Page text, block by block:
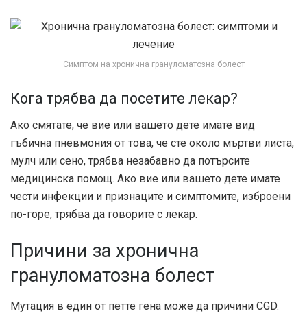
Симптом на хронична грануломатозна болест
Кога трябва да посетите лекар?
Ако смятате, че вие ​​или вашето дете имате вид
гъбична пневмония от това, че сте около мъртви листа,
мулч или сено, трябва незабавно да потърсите
медицинска помощ. Ако вие или вашето дете имате
чести инфекции и признаците и симптомите, изброени
по-горе, трябва да говорите с лекар.
Причини за хронична
грануломатозна болест
Мутация в един от петте гена може да причини CGD.